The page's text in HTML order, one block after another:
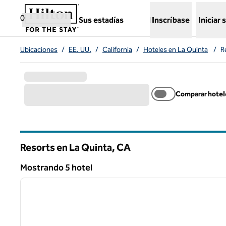
Saltar a contenido
0
Sus estadías
,abre una nueva pestaña
Inscríbase Iniciar
Ubicaciones / EE. UU. / California / Hoteles en La Quinta /
Comparar
Resorts en La Quinta,CA
Mostrando 5 hotel
Mostrando 5 hotel
1 de 12